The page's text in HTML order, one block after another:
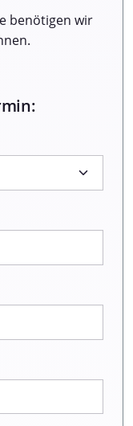
benötigen wir